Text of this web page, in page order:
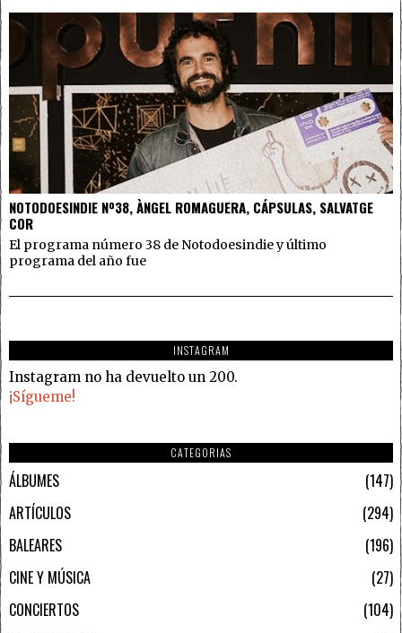
NOTODOESINDIE Nº38, ÀNGEL ROMAGUERA, CÁPSULAS, SALVATGE
COR
El programa número 38 de Notodoesindie y último
programa del año fue
INSTAGRAM
Instagram no ha devuelto un 200.
¡Sígueme!
CATEGORIAS
ÁLBUMES
147
ARTÍCULOS
294
BALEARES
196
CINE Y MÚSICA
27
CONCIERTOS
104